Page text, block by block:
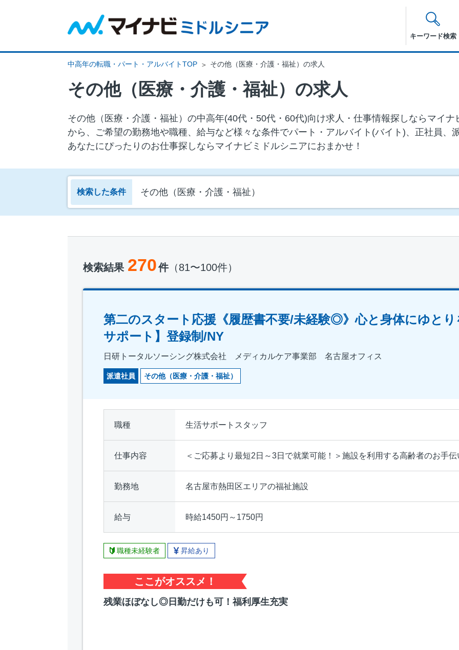
キーワード検索
中高年の転職・パート・アルバイトTOP その他（医療・介護・福祉）の求人
その他（医療・介護・福祉）の求人
その他（医療・介護・福祉）の中⾼年(40代・50代・60代)向け求⼈・仕事情報探しならマイ
から、ご希望の勤務地や職種、給与など様々な条件でパート・アルバイト(バイト)、正社員、
あなたにぴったりのお仕事探しならマイナビミドルシニアにおまかせ！
検索した条件 その他（医療・介護・福祉）
検索結果 270件（81〜100件）
第二のスタート応援《履歴書不要/未経験◎》心と身体にゆと
サポート】登録制/NY
日研トータルソーシング株式会社 メディカルケア事業部 名古屋オフィス
派遣社員 その他（医療・介護・福祉）
職種 生活サポートスタッフ
仕事内容 ＜ご応募より最短2日～3日で就業可能！＞施設を利用する高齢者のお手
勤務地 名古屋市熱田区エリアの福祉施設
給与 時給1450円～1750円
職種未経験者 昇給あり
ここがオススメ！
残業ほぼなし◎日勤だけも可！福利厚生充実